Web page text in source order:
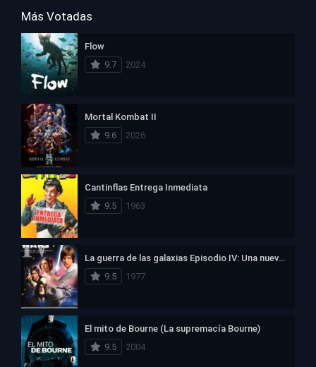
Más Votadas
Flow
9.7
2024
Mortal Kombat II
9.6
2026
Cantinflas Entrega Inmediata
9.5
1963
La guerra de las galaxias Episodio IV: Una nueva esperanza
9.5
1977
El mito de Bourne (La supremacía Bourne)
9.5
2004